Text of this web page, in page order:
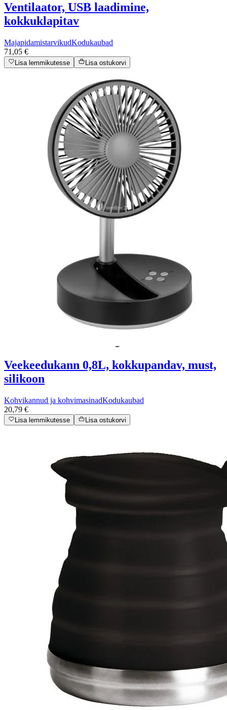
Ventilaator, USB laadimine,
kokkuklapitav
MajapidamistarvikudKodukaubad
71,05 €
Lisa lemmikutesse Lisa ostukorvi
Veekeedukann 0,8L, kokkupandav, must,
silikoon
Kohvikannud ja kohvimasinadKodukaubad
20,79 €
Lisa lemmikutesse Lisa ostukorvi